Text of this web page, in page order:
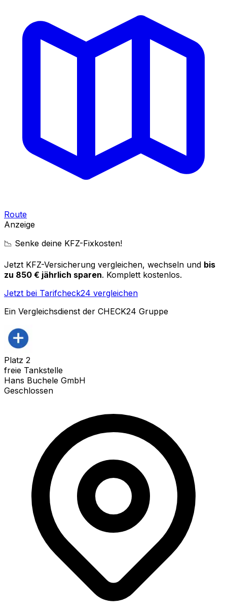
Route
Anzeige
📉 Senke deine KFZ-Fixkosten!
Jetzt KFZ-Versicherung vergleichen, wechseln und bis
zu 850 € jährlich sparen. Komplett kostenlos.
Jetzt bei Tarifcheck24 vergleichen
Ein Vergleichsdienst der CHECK24 Gruppe
Platz 2
freie Tankstelle
Hans Buchele GmbH
Geschlossen